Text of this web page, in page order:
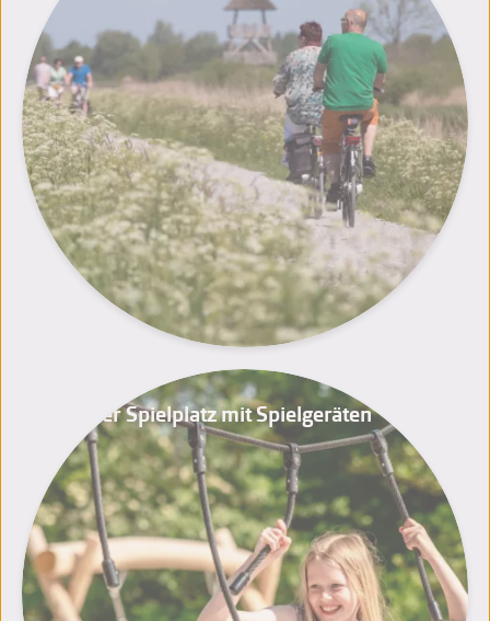
Großer Spielplatz mit Spielgeräten